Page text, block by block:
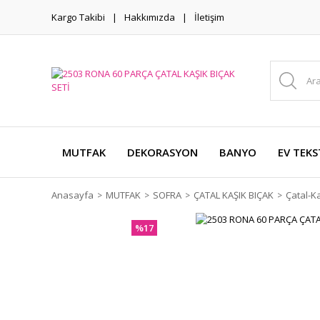
Kargo Takibi Hakkımızda İletişim
MUTFAK DEKORASYON BANYO EV
Anasayfa MUTFAK SOFRA ÇATAL KAŞIK BIÇAK Çatal-
%17